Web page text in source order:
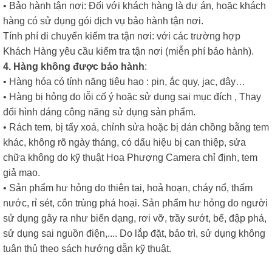
• Bảo hành tận nơi: Đối với khách hàng là dự án, hoặc khách
hàng có sử dụng gói dịch vụ bảo hành tận nơi.
Tính phí di chuyển kiểm tra tận nơi: với các trường hợp
Khách Hàng yêu cầu kiểm tra tận nơi (miễn phí bảo hành).
4. Hàng không được bảo hành:
• Hàng hóa có tính năng tiêu hao : pin, ắc quy, jac, dây…
• Hàng bị hỏng do lỗi cố ý hoặc sử dụng sai mục đích , Thay
đổi hình dáng công năng sử dụng sản phẩm.
• Rách tem, bị tẩy xoá, chỉnh sửa hoặc bị dán chồng bằng tem
khác, không rõ ngày tháng, có dấu hiệu bị can thiệp, sửa
chữa không do kỹ thuật Hoa Phượng Camera chỉ định, tem
giả mạo.
• Sản phẩm hư hỏng do thiên tai, hoả hoạn, cháy nổ, thấm
nước, rỉ sét, côn trùng phá hoại. Sản phẩm hư hỏng do người
sử dụng gây ra như biến dạng, rơi vỡ, trầy sướt, bể, đập phá,
sử dụng sai nguồn điện,.... Do lắp đặt, bảo trì, sử dụng không
tuân thủ theo sách hướng dẫn kỹ thuật.